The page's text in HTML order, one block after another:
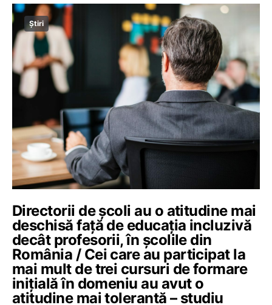
Știri
Directorii de şcoli au o atitudine mai
deschisă faţă de educaţia incluzivă
decât profesorii, în şcolile din
România / Cei care au participat la
mai mult de trei cursuri de formare
iniţială în domeniu au avut o
atitudine mai tolerantă – studiu